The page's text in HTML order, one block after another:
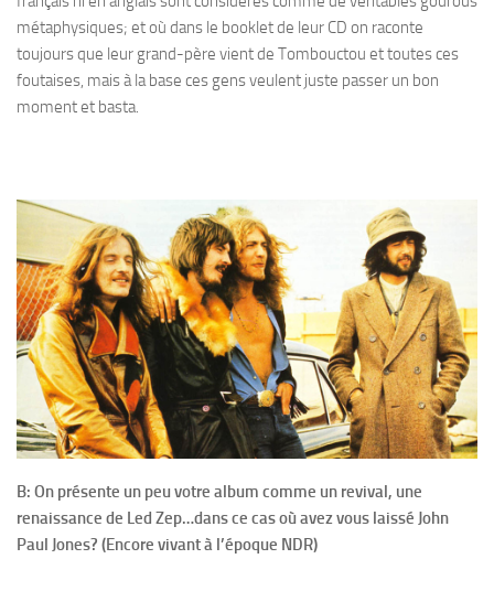
métaphysiques; et où dans le booklet de leur CD on raconte
toujours que leur grand-père vient de Tombouctou et toutes ces
foutaises, mais à la base ces gens veulent juste passer un bon
moment et basta.
B: On présente un peu votre album comme un revival, une
renaissance de Led Zep…dans ce cas où avez vous laissé John
Paul Jones? (Encore vivant à l’époque NDR)